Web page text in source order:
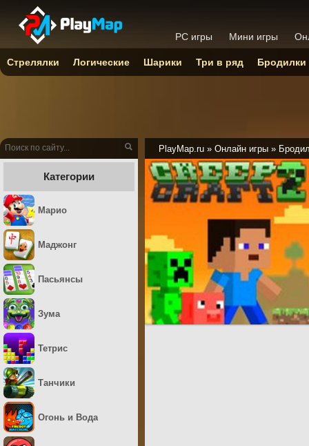
PlayMap.ru » Онлайн игры »
Категории
Марио
Маджонг
Пасьянсы
Зума
Тетрис
Танчики
Огонь и Вода
PC игры Мини игры
Стрелялки Логические Шарики Три в ряд Бродилки